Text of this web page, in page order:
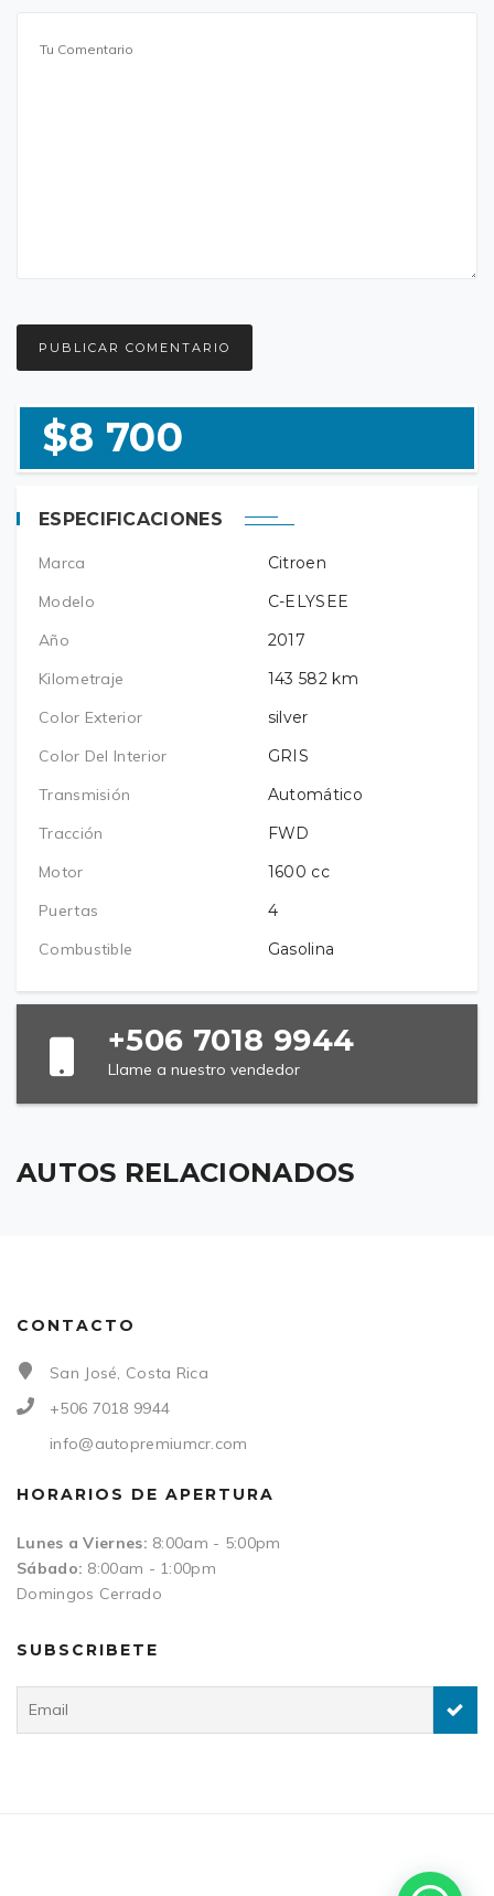
$8 700
ESPECIFICACIONES
Marca
Citroen
Modelo
C-ELYSEE
Año
2017
Kilometraje
143 582 km
Color Exterior
silver
Color Del Interior
GRIS
Transmisión
Automático
Tracción
FWD
Motor
1600 cc
Puertas
4
Combustible
Gasolina
+506 7018 9944
Llame a nuestro vendedor
AUTOS RELACIONADOS
CONTACTO
San José, Costa Rica
+506 7018 9944
info@autopremiumcr.com
HORARIOS DE APERTURA
Lunes a Viernes: 8:00am - 5:00pm
Sábado: 8:00am - 1:00pm
Domingos Cerrado
SUBSCRIBETE